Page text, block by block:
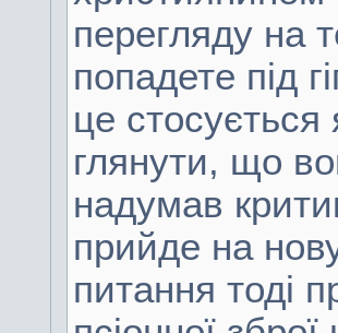
перегляду на
попадете під
це стосується
глянути, що
надумав
прийде на
питання тоді